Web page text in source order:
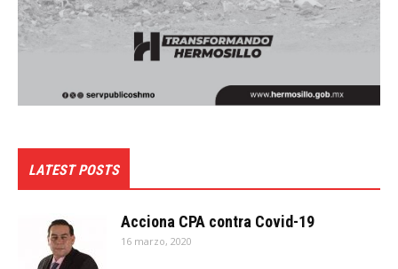
LATEST POSTS
Acciona CPA contra Covid-19
16 marzo, 2020